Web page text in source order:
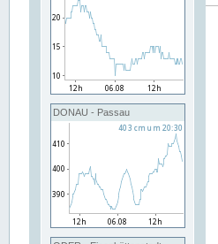
DONAU - Passau